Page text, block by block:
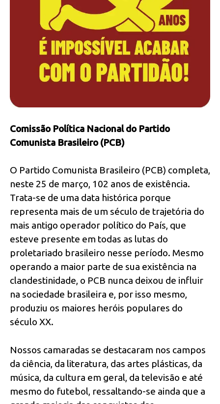
Comissão Política Nacional do Partido
Comunista Brasileiro (PCB)
O Partido Comunista Brasileiro (PCB) completa,
neste 25 de março, 102 anos de existência.
Trata-se de uma data histórica porque
representa mais de um século de trajetória do
mais antigo operador político do País, que
esteve presente em todas as lutas do
proletariado brasileiro nesse período. Mesmo
operando a maior parte de sua existência na
clandestinidade, o PCB nunca deixou de influir
na sociedade brasileira e, por isso mesmo,
produziu os maiores heróis populares do
século XX.
Nossos camaradas se destacaram nos campos
da ciência, da literatura, das artes plásticas, da
música, da cultura em geral, da televisão e até
mesmo do futebol, ressaltando-se ainda que a